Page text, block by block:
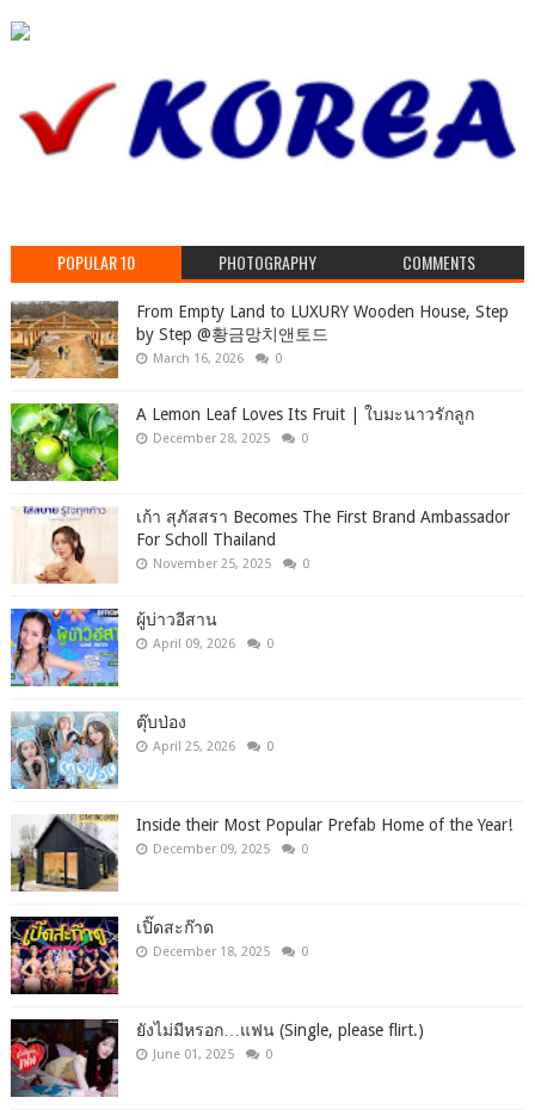
POPULAR 10 PHOTOGRAPHY COMMENTS
From Empty Land to LUXURY Wooden House, Step
by Step ‪@황금망치앤토드
March 16, 2026 0
A Lemon Leaf Loves Its Fruit | ใบมะนาวรักลูก
December 28, 2025 0
เก้า สุภัสสรา Becomes The First Brand Ambassador
For Scholl Thailand
November 25, 2025 0
ผู้บ่าวอีสาน
April 09, 2026 0
ตุ๊บป่อง
April 25, 2026 0
Inside their Most Popular Prefab Home of the Year!
December 09, 2025 0
เปิ๊ดสะก๊าด
December 18, 2025 0
ยังไม่มีหรอก…แฟน (Single, please flirt.)
June 01, 2025 0